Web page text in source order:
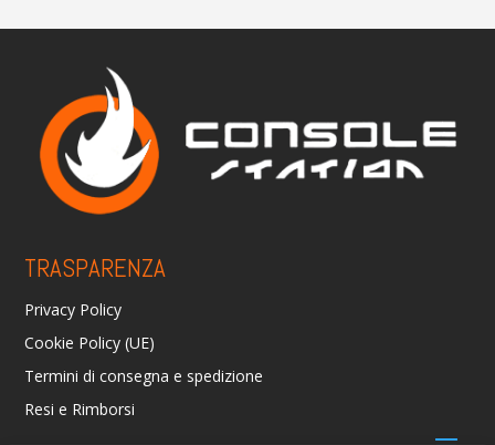
TRASPARENZA
Privacy Policy
Cookie Policy (UE)
Termini di consegna e spedizione
Resi e Rimborsi